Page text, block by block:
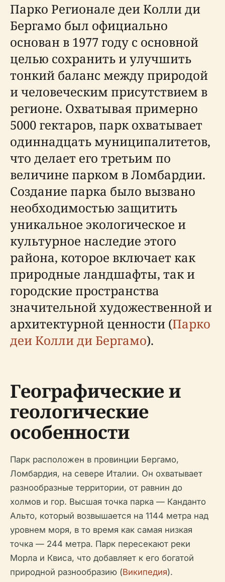
Парко Регионале деи Колли ди
Бергамо был официально
основан в 1977 году с основной
целью сохранить и улучшить
тонкий баланс между природой
и человеческим присутствием в
регионе. Охватывая примерно
5000 гектаров, парк охватывает
одиннадцать муниципалитетов,
что делает его третьим по
величине парком в Ломбардии.
Создание парка было вызвано
необходимостью защитить
уникальное экологическое и
культурное наследие этого
района, которое включает как
природные ландшафты, так и
городские пространства
значительной художественной и
архитектурной ценности (Парко
деи Колли ди Бергамо).
Географические и
геологические
особенности
Парк расположен в провинции Бергамо,
Ломбардия, на севере Италии. Он охватывает
разнообразные территории, от равнин до
холмов и гор. Высшая точка парка — Канданто
Альто, который возвышается на 1144 метра над
уровнем моря, в то время как самая низкая
точка — 244 метра. Парк пересекают реки
Морла и Квиса, что добавляет к его богатой
природной разнообразию (Википедия).